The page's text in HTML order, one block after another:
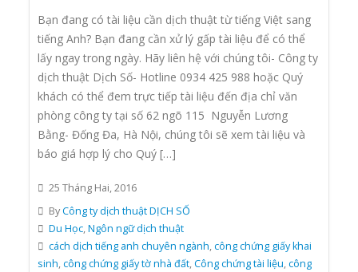
Bạn đang có tài liệu cần dịch thuật từ tiếng Việt sang
tiếng Anh? Bạn đang cần xử lý gấp tài liệu để có thể
lấy ngay trong ngày. Hãy liên hệ với chúng tôi- Công ty
dịch thuật Dịch Số- Hotline 0934 425 988 hoặc Quý
khách có thể đem trực tiếp tài liệu đến địa chỉ văn
phòng công ty tại số 62 ngõ 115 Nguyễn Lương
Bằng- Đống Đa, Hà Nội, chúng tôi sẽ xem tài liệu và
báo giá hợp lý cho Quý […]
25 Tháng Hai, 2016
ByCông ty dịch thuật DỊCH SỐ
Du Học,Ngôn ngữ dịch thuật
cách dịch tiếng anh chuyên ngành,công chứng giấy khai
sinh,công chứng giấy tờ nhà đất,Công chứng tài liệu,công